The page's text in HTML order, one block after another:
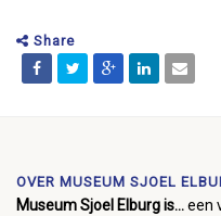
Share
OVER MUSEUM SJOEL
Museum Sjoel Elburg is...een